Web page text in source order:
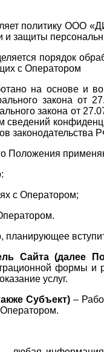
политику ООО
и защиты
порядок
с Оператором
на основе и во
закона
закона от
законодательства
Положения
с Оператором;
планирующее
Сайта (далее
формы и
услуг.
Субъект) –